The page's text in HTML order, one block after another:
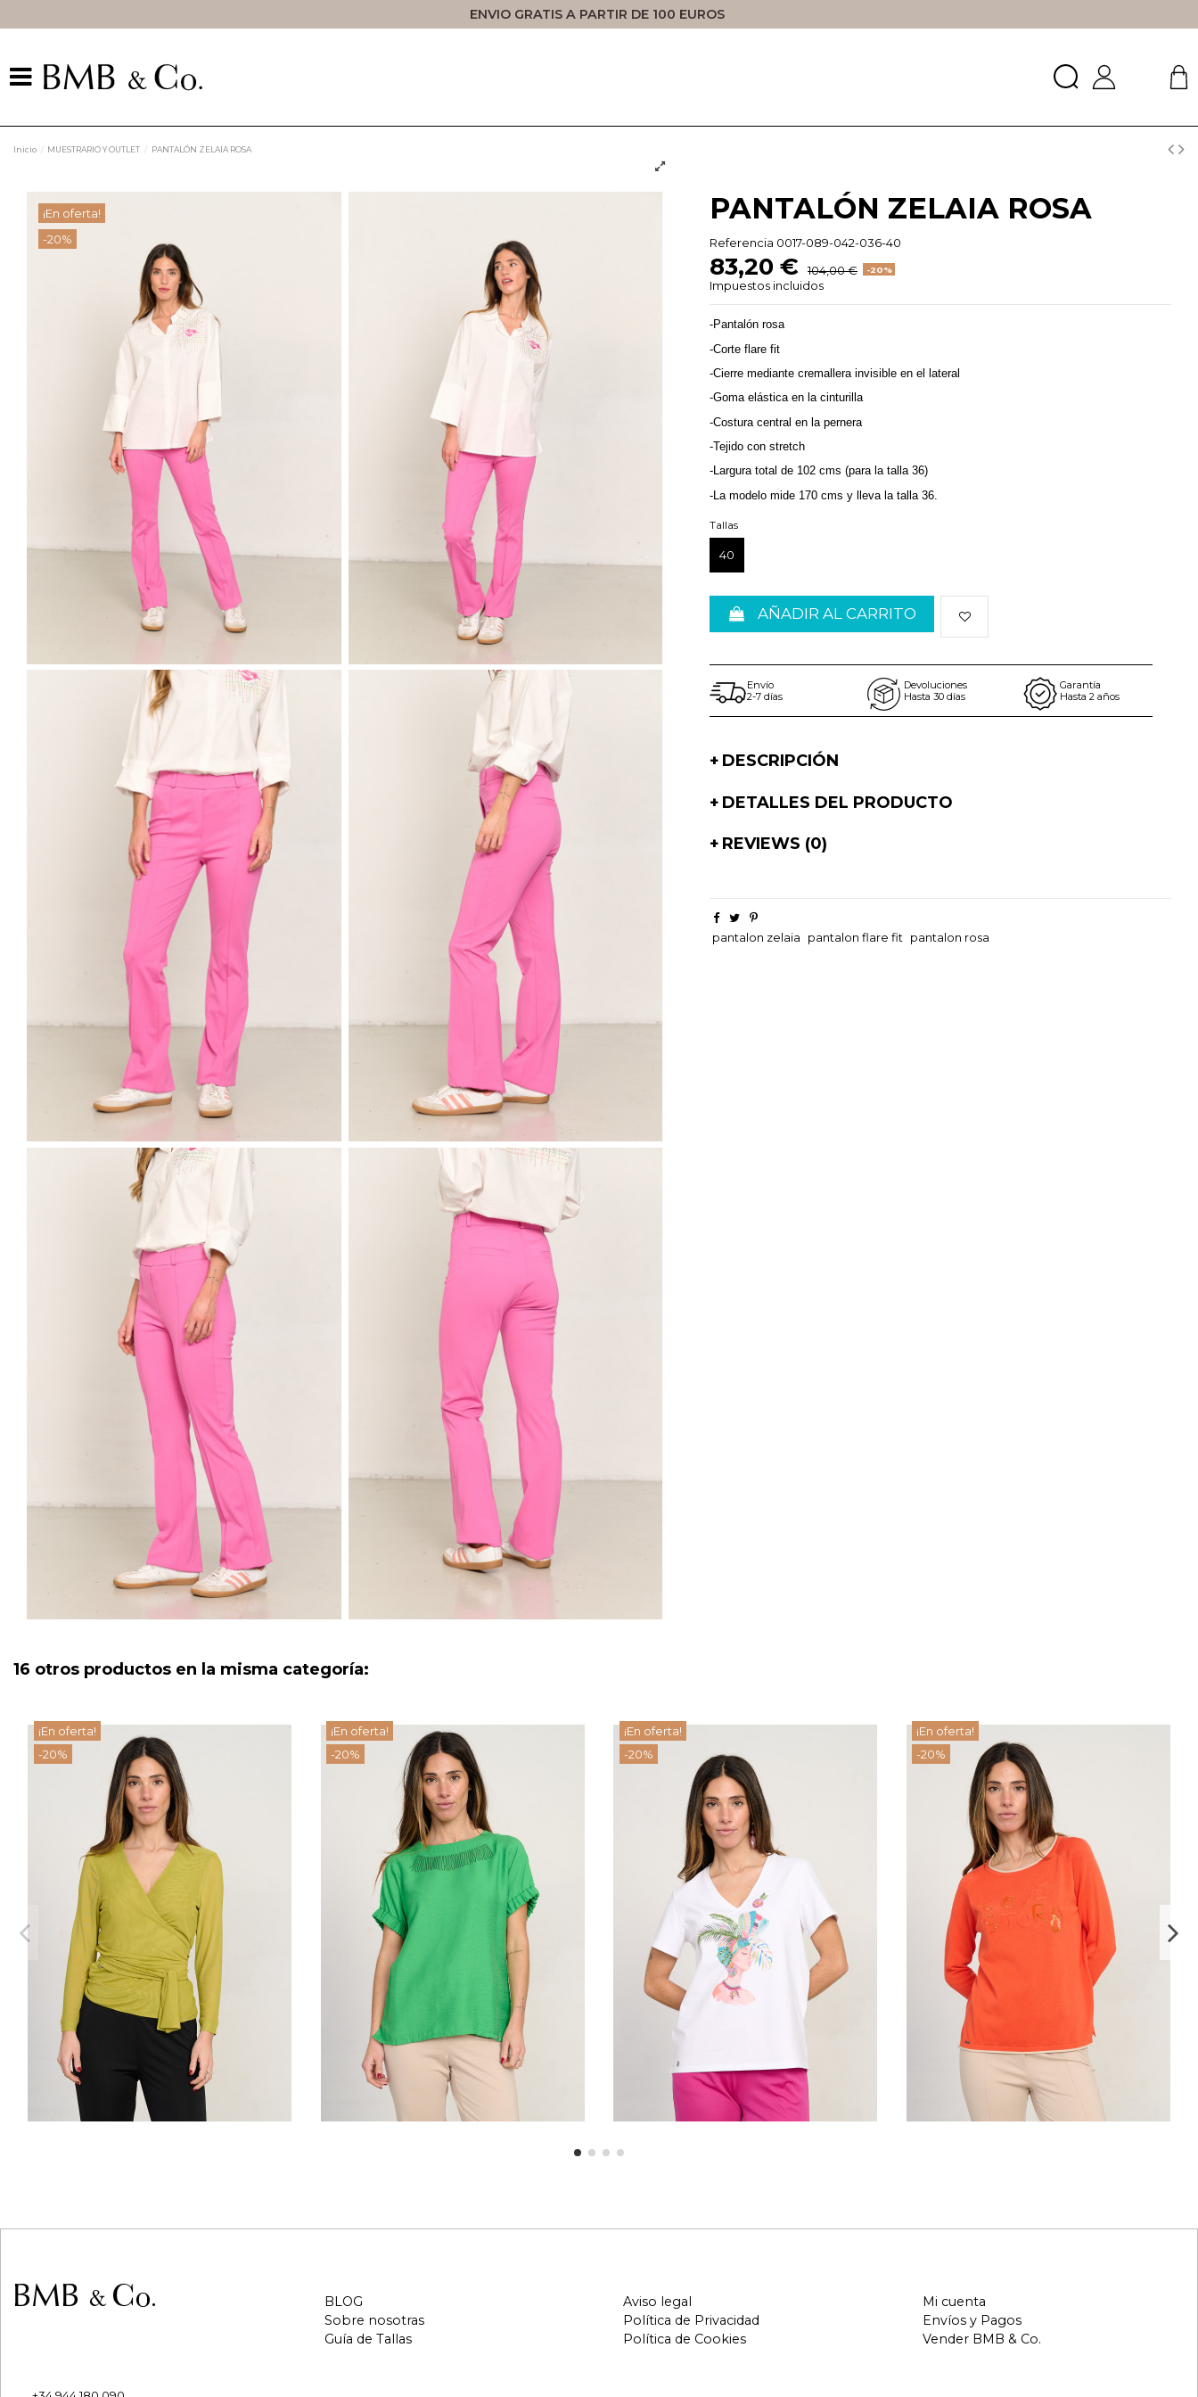
ENVIO GRATIS A PARTIR DE 100 EUROS
Inicio MUESTRARIO Y OUTLET PANTALÓN ZELAIA ROSA
¡En oferta!
-20%
PANTALÓN ZELAIA ROSA
Referencia 0017-089-042-036-40
83,20 € 104,00 € -20%
Impuestos incluidos
-Pantalón rosa
-Corte flare fit
-Cierre mediante cremallera invisible en el lateral
-Goma elástica en la cinturilla
-Costura central en la pernera
-Tejido con stretch
-Largura total de 102 cms (para la talla 36)
-La modelo mide 170 cms y lleva la talla 36.
Tallas
40
AÑADIR AL CARRITO
Envío
2-7 días
Devoluciones
Hasta 30 días
Garantía
Hasta 2 años
DESCRIPCIÓN
DETALLES DEL PRODUCTO
REVIEWS (0)
pantalon zelaia pantalon flare fit pantalon rosa
16 otros productos en la misma categoría:
¡En oferta!
-20%
TOP LAURA OLIVA
70,72 € 88,40 €
View
¡En oferta!
-20%
CAMISETA LUCIA VERDE
58,24 €
¡En oferta!
-20%
CAMISETA IRATI
62,40 €78,00 €
View
¡En oferta!
-20%
JERSEY ALGODÓN LOVE STORY
83,20 € 104,00 €
View
BLOG
Sobre nosotras
Guía de Tallas
Aviso legal
Política de Privacidad
Política de Cookies
Mi cuenta
Envíos y Pagos
Vender BMB & Co.